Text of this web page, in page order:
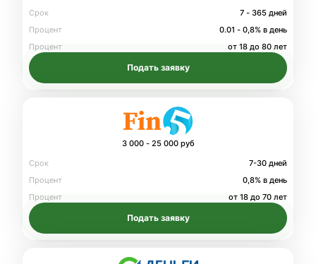
Срок
7 - 365 дней
Процент
0.01 - 0,8% в день
Процент
от 18 до 80 лет
Подать заявку
3 000 - 25 000 руб
Срок
7-30 дней
Процент
0,8% в день
Процент
от 18 до 70 лет
Подать заявку